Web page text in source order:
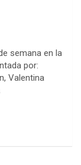
semana en la
por:
Valentina